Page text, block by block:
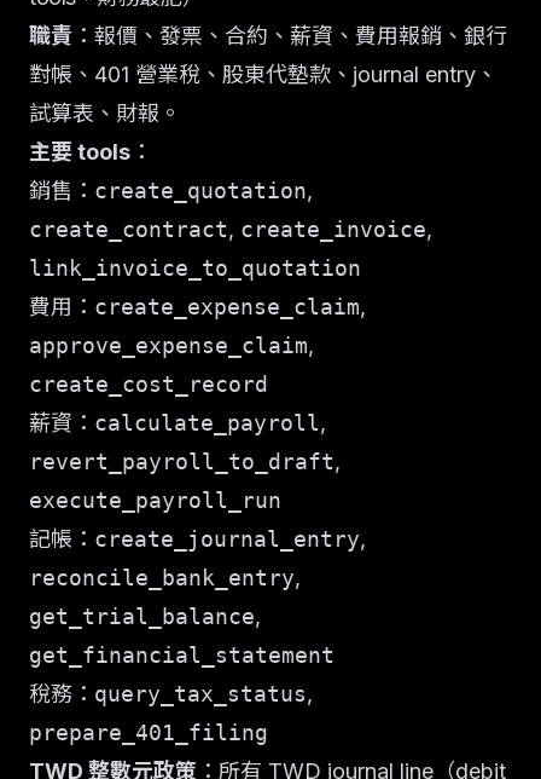
職責 ：報價、發票、合約、薪資、費用報銷、銀行
對帳、401 營業稅、股東代墊款、journal entry、
試算表、財報。
主要 tools ：
銷售： create_quotation,
create_contract, create_invoice,
link_invoice_to_quotation
費用： create_expense_claim,
approve_expense_claim,
create_cost_record
薪資： calculate_payroll,
revert_payroll_to_draft,
execute_payroll_run
記帳： create_journal_entry,
reconcile_bank_entry,
get_trial_balance,
get_financial_statement
稅務： query_tax_status,
prepare_401_filing
TWD 整數元政策 ：所有 TWD journal line（debit